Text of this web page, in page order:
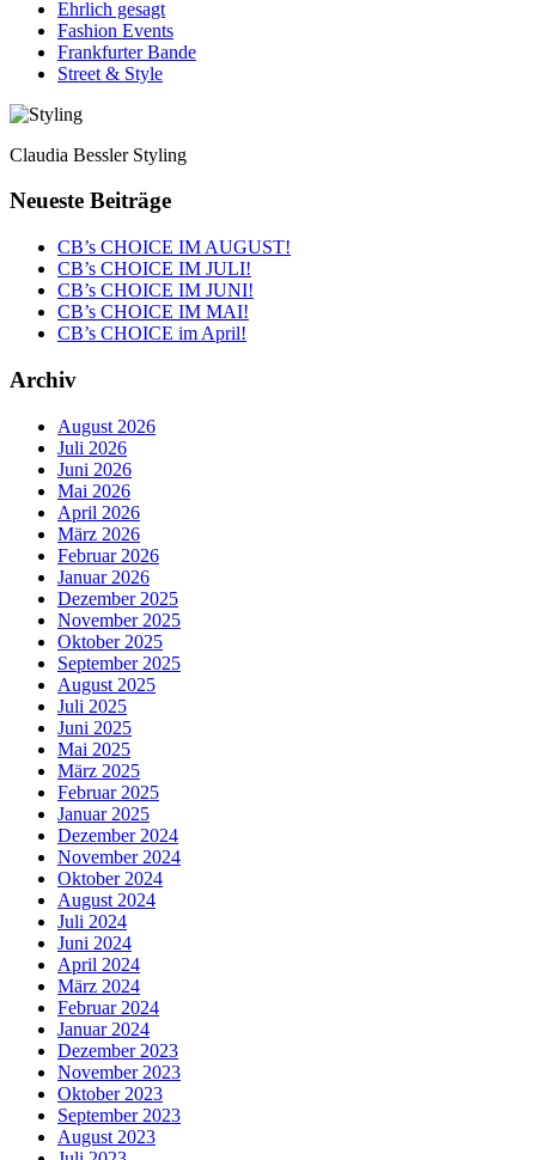
Ehrlich gesagt
Fashion Events
Frankfurter Bande
Street & Style
Claudia Bessler Styling
Neueste Beiträge
CB’s CHOICE IM AUGUST!
CB’s CHOICE IM JULI!
CB’s CHOICE IM JUNI!
CB’s CHOICE IM MAI!
CB’s CHOICE im April!
Archiv
August 2026
Juli 2026
Juni 2026
Mai 2026
April 2026
März 2026
Februar 2026
Januar 2026
Dezember 2025
November 2025
Oktober 2025
September 2025
August 2025
Juli 2025
Juni 2025
Mai 2025
März 2025
Februar 2025
Januar 2025
Dezember 2024
November 2024
Oktober 2024
August 2024
Juli 2024
Juni 2024
April 2024
März 2024
Februar 2024
Januar 2024
Dezember 2023
November 2023
Oktober 2023
September 2023
August 2023